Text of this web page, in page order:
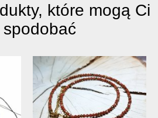
które mogą Ci
spodobać